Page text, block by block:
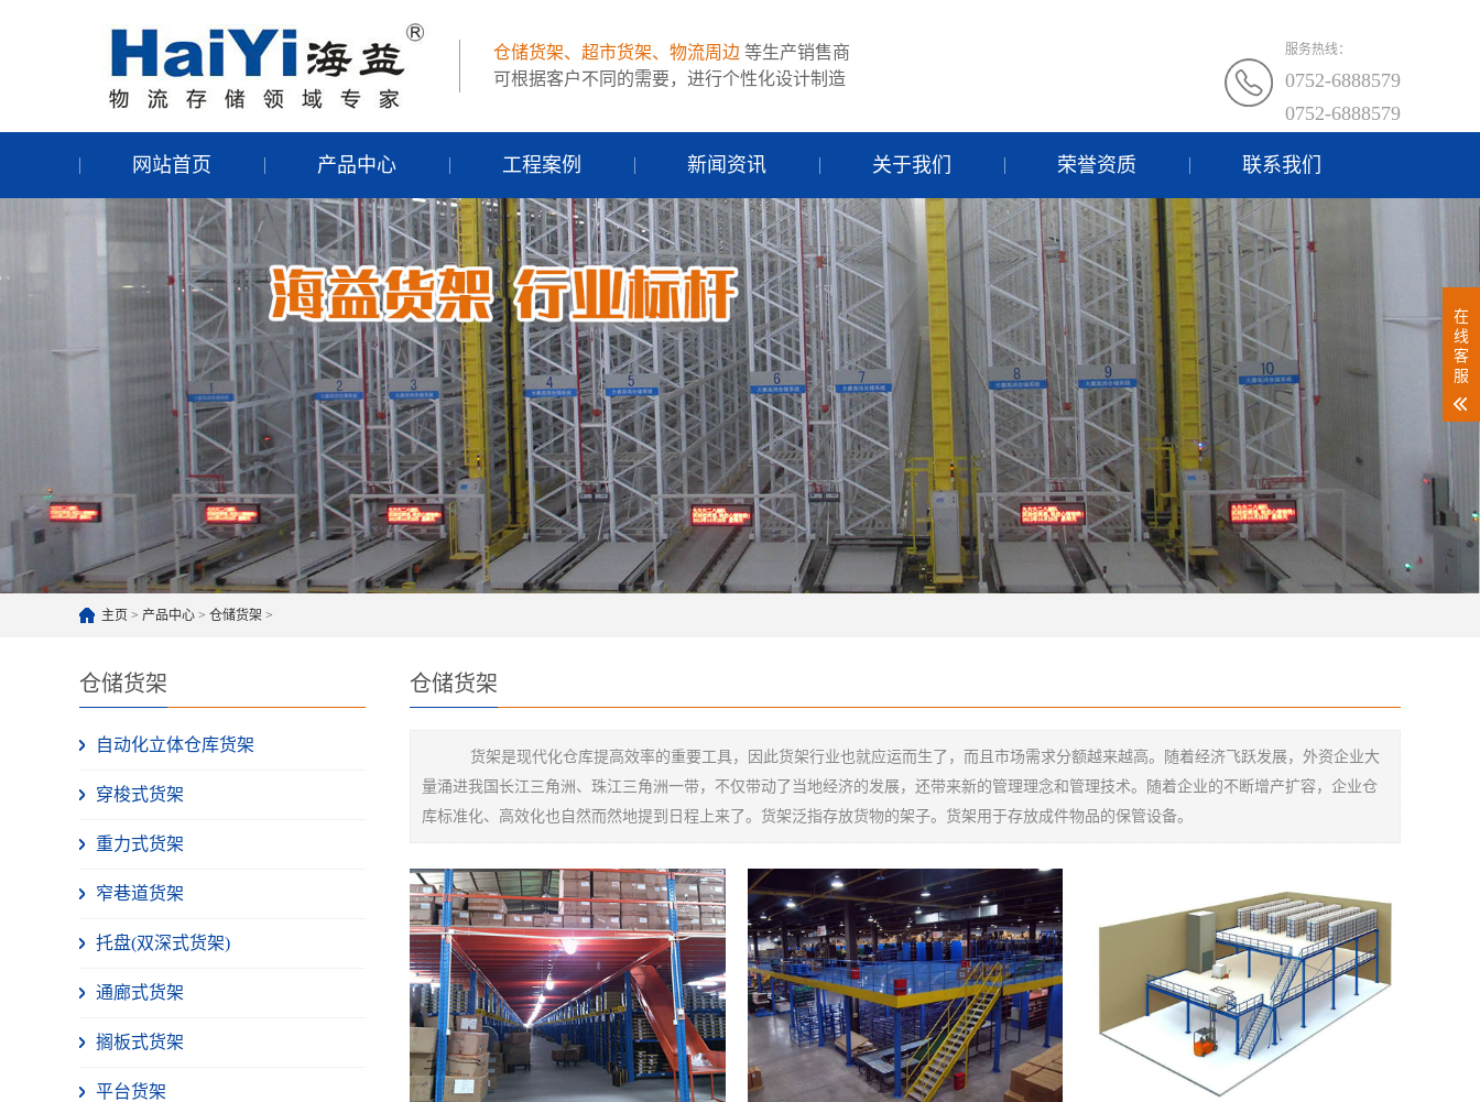
服务热线：
0752-6888579
0752-6888579
仓储货架、超市货架、物流周边 等生产销售商
可根据客户不同的需要，进行个性化设计制造
网站首页 产品中心 工程案例 新闻资讯 关于我们 荣誉资质 联系我们
主页 > 产品中心 > 仓储货架 >
仓储货架
自动化立体仓库货架
穿梭式货架
重力式货架
窄巷道货架
托盘(双深式货架)
通廊式货架
搁板式货架
平台货架
仓储货架
货架是现代化仓库提高效率的重要工具，因此货架行业也就应运而生了，而且市场需求分额越来越高。随着经济飞跃发展，外资企业大
量涌进我国长江三角洲、珠江三角洲一带，不仅带动了当地经济的发展，还带来新的管理理念和管理技术。随着企业的不断增产扩容，企业仓
库标准化、高效化也自然而然地提到日程上来了。货架泛指存放货物的架子。货架用于存放成件物品的保管设备。
在
线
客
服